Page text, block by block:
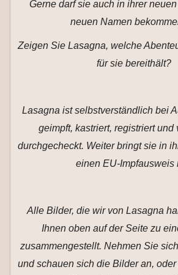
Gerne darf sie auch in ihrer
neuen Namen
Zeigen Sie Lasagna, welche
für sie bereithält?
Lasagna ist selbstverständlich bei
geimpft, kastriert, registriert und
durchgecheckt. Weiter bringt sie in
einen EU-Impfausweis
Alle Bilder, die wir von Lasagna
Ihnen oben auf der Seite zu
zusammengestellt. Nehmen Sie
und schauen sich die Bilder an,